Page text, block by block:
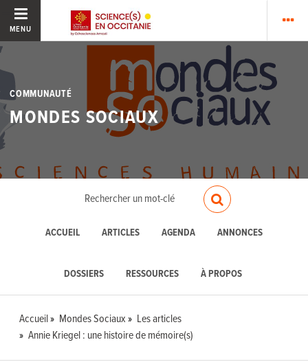
MENU
COMMUNAUTÉ
MONDES SOCIAUX
ACCUEIL ARTICLES AGENDA ANNONCES
DOSSIERS RESSOURCES À PROPOS
Accueil Mondes Sociaux
Les articles
Annie Kriegel : une histoire de mémoire(s)